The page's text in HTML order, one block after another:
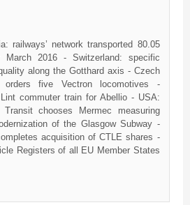
railways’ network transported 80.05
March 2016 - Switzerland: specific
along the Gotthard axis - Czech
orders five Vectronlocomotives -
commuter train for Abellio- USA:
Transit chooses
Mermec measuring
of the Glasgow Subway -
acquisition ofCTLE shares -
Registers of all EU Member States